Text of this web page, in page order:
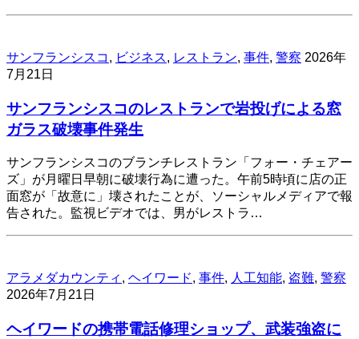
サンフランシスコ , ビジネス, レストラン, 事件, 警察 2026年
7月21日
サンフランシスコのレストランで岩投げによる窓
ガラス破壊事件発生
サンフランシスコのブランチレストラン「フォー・チェアー
ズ」が月曜日早朝に破壊行為に遭った。午前5時頃に店の正
面窓が「故意に」壊されたことが、ソーシャルメディアで報
告された。監視ビデオでは、男がレストラ…
アラメダカウンティ , ヘイワード, 事件, 人工知能, 盗難, 警察
2026年7月21日
ヘイワードの携帯電話修理ショップ、武装強盗に